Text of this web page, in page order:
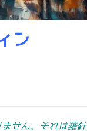
ン
せん。それは羅針